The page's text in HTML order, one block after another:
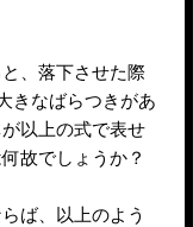
、落下させた際
きなばらつきがあ
以上の式で表せ
故でしょうか？
ば、以上のよう